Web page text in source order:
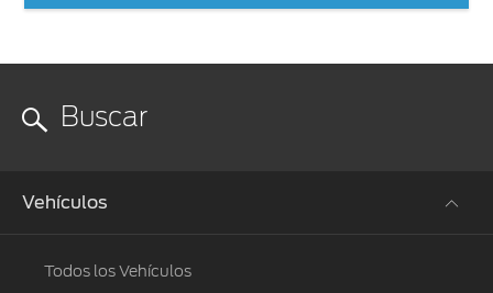
Vehículos
Todos los Vehículos